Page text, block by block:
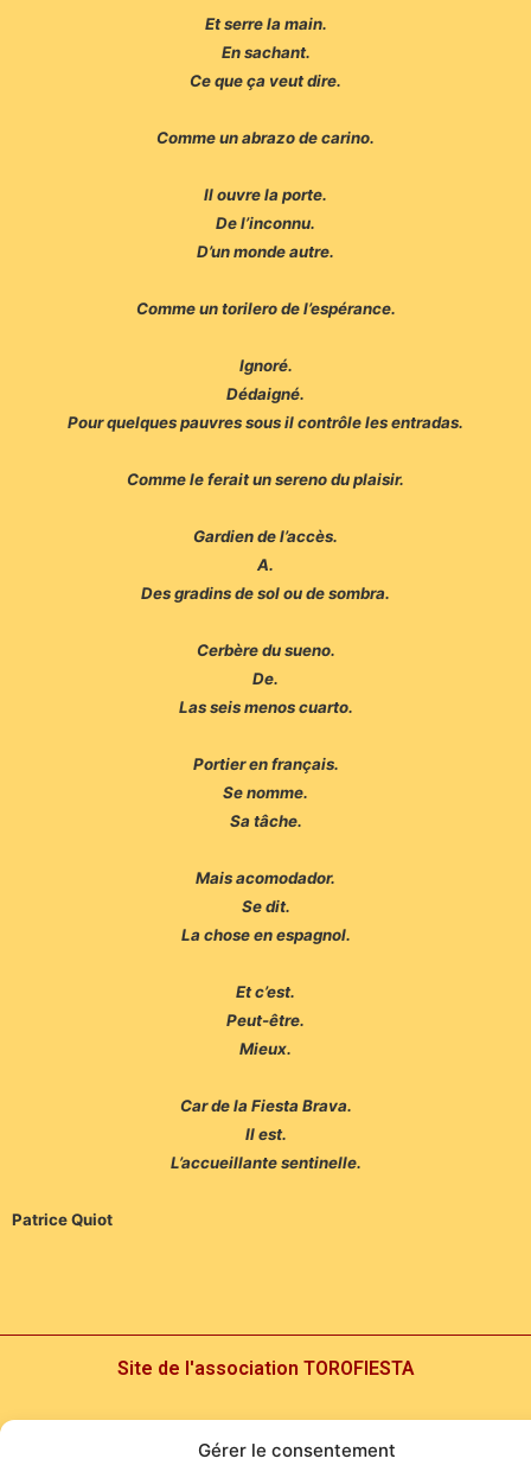
Gérer le consentement
Et serre la main.
En sachant.
Ce que ça veut dire.
Comme un abrazo de carino.
Il ouvre la porte.
De l’inconnu.
D’un monde autre.
Comme un torilero de l’espérance.
Ignoré.
Dédaigné.
Pour quelques pauvres sous il contrôle les entradas.
Comme le ferait un sereno du plaisir.
Gardien de l’accès.
A.
Des gradins de sol ou de sombra.
Cerbère du sueno.
De.
Las seis menos cuarto.
Portier en français.
Se nomme.
Sa tâche.
Mais acomodador.
Se dit.
La chose en espagnol.
Et c’est.
Peut-être.
Mieux.
Car de la Fiesta Brava.
Il est.
L’accueillante sentinelle.
Patrice Quiot
Site de l'association TOROFIESTA